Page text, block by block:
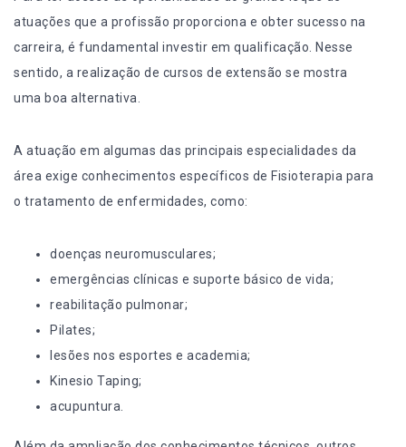
atuações que a profissão proporciona e obter sucesso na
carreira, é fundamental investir em qualificação. Nesse
sentido, a realização de cursos de extensão se mostra
uma boa alternativa.
A atuação em algumas das principais especialidades da
área exige conhecimentos específicos de Fisioterapia para
o tratamento de enfermidades, como:
doenças neuromusculares;
emergências clínicas e suporte básico de vida;
reabilitação pulmonar;
Pilates;
lesões nos esportes e academia;
Kinesio Taping;
acupuntura.